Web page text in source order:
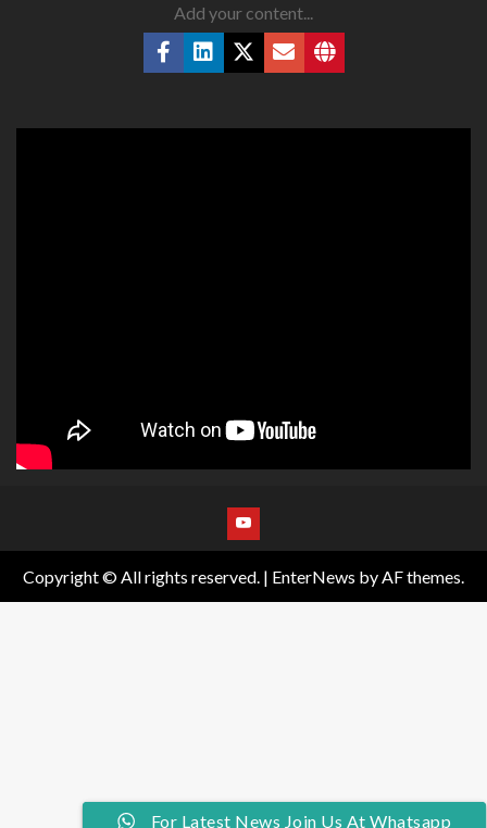
Add your content...
Copyright © All rights reserved. | EnterNews by AF themes.
Join Us At Whatsapp For Latest News
For Latest News Join Us At Whatsapp